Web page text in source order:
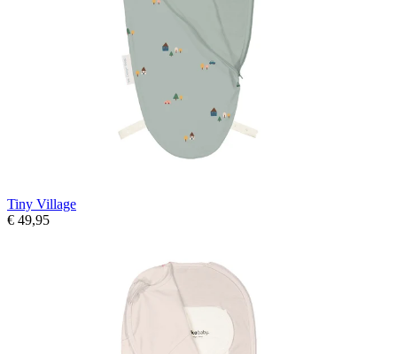
Tiny Village
€ 49,95